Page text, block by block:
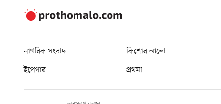
নাগরিক সংবাদ
কিশোর আলো
ইপেপার
প্রথমা